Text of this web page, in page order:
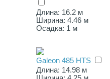
Длина: 16.2 м
Ширина: 4.46 м
Осадка: 1 м
Galeon 485 HTS
Длина: 14.98 м